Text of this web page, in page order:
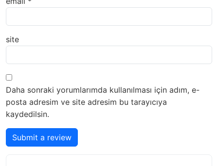
site
Daha sonraki yorumlarımda kullanılması için adım, e-
posta adresim ve site adresim bu tarayıcıya
kaydedilsin.
Submit a review